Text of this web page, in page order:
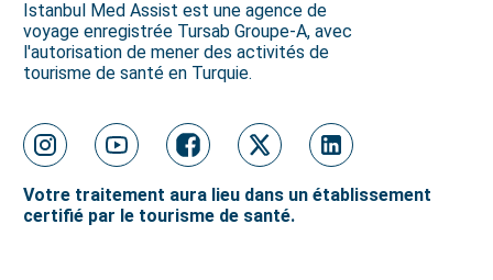
Istanbul Med Assist est une agence de
voyage enregistrée Tursab Groupe-A, avec
l'autorisation de mener des activités de
tourisme de santé en Turquie.
Votre traitement aura lieu dans un établissement
certifié par le tourisme de santé.